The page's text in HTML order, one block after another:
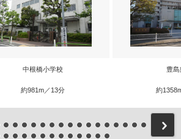
中根橋小学校
約981m／13分
豊
約